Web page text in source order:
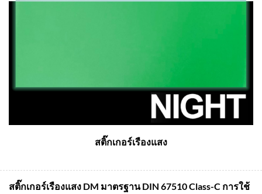
สติ๊กเกอร์เรืองแสง
สติ๊กเกอร์เรืองแสง DM มาตรฐาน DIN 67510 Class-C การใช้